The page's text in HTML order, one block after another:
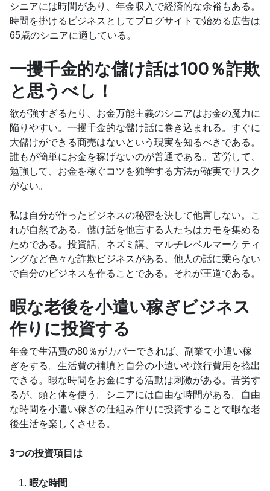
シニアには時間があり、年金収入で経済的な余裕もある。
時間を掛けるビジネスとしてブログサイトで始める広告は
65歳のシニアに適している。
一攫千金的な儲け話は100％詐欺
と思うべし！
欲が強すぎるたり、お金万能主義のシニアはお金の魔力に
陥りやすい。一攫千金的な儲け話に巻き込まれる。すぐに
大儲けができる商売はないという現実を知るべきである。
誰もが簡単にお金を稼げないのが普通である。苦労して、
勉強して、お金を稼ぐコツを独学する方法が確実でリスク
がない。
私は自分が作ったビジネスの秘密を決して他言しない。こ
れが自然である。儲け話を他言する人たちはカモを集める
ためである。投資話、ネズミ講、マルチレベルマーケティ
ングなど色々な詐欺ビジネスがある。他人の話に乗らない
で自分のビジネスを作ることである。それが王道である。
暇な老後を小遣い稼ぎビジネス
作りに投資する
年金で生活費の80％がカバーできれば、副業で小遣い稼
ぎをする。生活費の補填と自分の小遣いや旅行費用を捻出
できる。暇な時間をお金にする活動は刺激がある。苦労す
るが、頭と体を使う。シニアには自由な時間がある。自由
な時間を小遣い稼ぎの仕組み作りに投資することで暇な老
後生活を楽しくさせる。
3つの投資項目は
暇な時間